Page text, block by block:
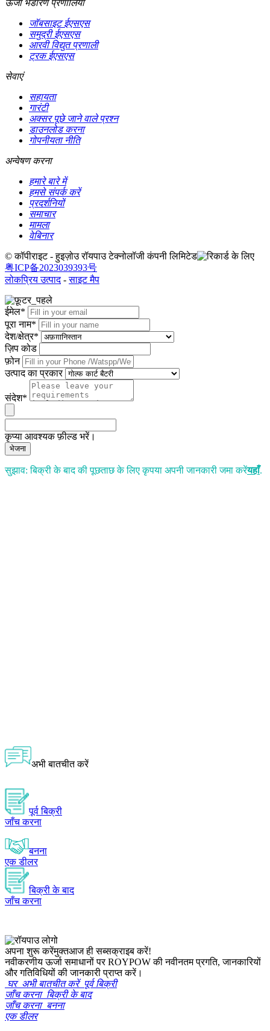
ऊर्जा भंडारण प्रणालियाँ
जॉबसाइट ईएसएस
समुद्री ईएसएस
आरवी विद्युत प्रणाली
ट्रक ईएसएस
सेवाएं
सहायता
गारंटी
अक्सर पूछे जाने वाले प्रश्न
डाउनलोड करना
गोपनीयता नीति
अन्वेषण करना
हमारे बारे में
हमसे संपर्क करें
प्रदर्शनियों
समाचार
मामला
वेबिनार
© कॉपीराइट - हुइज़ोउ रॉयपाउ टेक्नोलॉजी कंपनी लिमिटेड
粤ICP备2023039393号
लोकप्रिय उत्पाद-साइट मैप
ईमेल*
पूरा नाम*
देश/क्षेत्र*
ज़िप कोड
फ़ोन
उत्पाद का प्रकार
संदेश*
कृप्या आवश्यक फ़ील्ड भरें।
भेजना
सुझाव: बिक्री के बाद की पूछताछ के लिए कृपया अपनी जानकारी जमा करेंयहाँ.
अभी बातचीत करें
पूर्व बिक्री
जाँच करना
बनना
एक डीलर
बिक्री के बाद
जाँच करना
अपना शुरू करेंमुक्तआज ही सब्सक्राइब करें!
नवीकरणीय ऊर्जा समाधानों पर ROYPOW की नवीनतम प्रगति, जानकारियों
और गतिविधियों की जानकारी प्राप्त करें।
घर अभी बातचीत करें पूर्व बिक्री
जाँच करना बिक्री के बाद
जाँच करना बनना
एक डीलर